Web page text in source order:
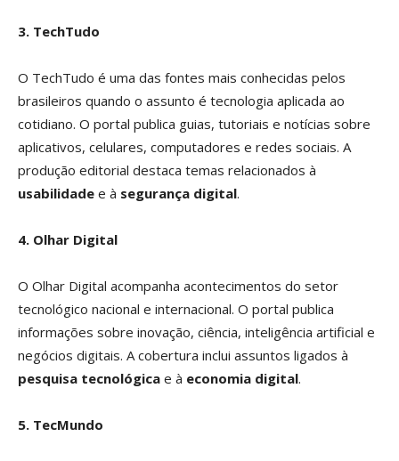
3. TechTudo
O TechTudo é uma das fontes mais conhecidas pelos
brasileiros quando o assunto é tecnologia aplicada ao
cotidiano. O portal publica guias, tutoriais e notícias sobre
aplicativos, celulares, computadores e redes sociais. A
produção editorial destaca temas relacionados à
usabilidade e à segurança digital.
4. Olhar Digital
O Olhar Digital acompanha acontecimentos do setor
tecnológico nacional e internacional. O portal publica
informações sobre inovação, ciência, inteligência artificial e
negócios digitais. A cobertura inclui assuntos ligados à
pesquisa tecnológica e à economia digital.
5. TecMundo